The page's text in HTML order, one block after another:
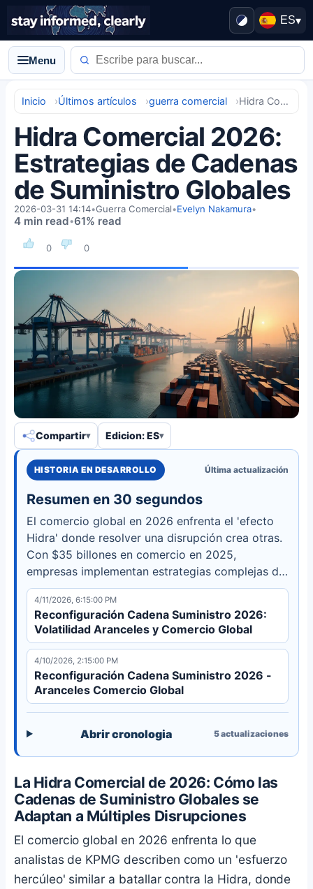
ES▾
Menu
Inicio Últimos artículos guerra comercial Hidra Comercial 2026: Estrategias de Cadenas de Suministro Globales
Hidra Comercial 2026:
Estrategias de Cadenas
de Suministro Globales
0 0
2026-03-31 14:14•Guerra Comercial•Evelyn Nakamura•
4 min read•61% read
Compartir Edicion: ES
HISTORIA EN DESARROLLO Última actualización
Resumen en 30 segundos
El comercio global en 2026 enfrenta el 'efecto
Hidra' donde resolver una disrupción crea otras.
Con $35 billones en comercio en 2025,
empresas implementan estrategias complejas de
regionalización y logística con IA, no solo
reshoring.
4/11/2026, 6:15:00 PM
Reconfiguración Cadena Suministro 2026:
Volatilidad Aranceles y Comercio Global
4/10/2026, 2:15:00 PM
Reconfiguración Cadena Suministro 2026 -
Aranceles Comercio Global
Abrir cronologia 5actualizaciones
La Hidra Comercial de 2026: Cómo las
Cadenas de Suministro Globales se
Adaptan a Múltiples Disrupciones
El comercio global en 2026 enfrenta lo que
analistas de KPMG describen como un 'esfuerzo
hercúleo' similar a batallar contra la Hidra, donde